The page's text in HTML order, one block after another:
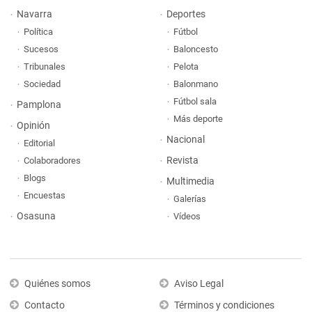
Navarra
Política
Sucesos
Tribunales
Sociedad
Pamplona
Opinión
Editorial
Colaboradores
Blogs
Encuestas
Osasuna
Deportes
Fútbol
Baloncesto
Pelota
Balonmano
Fútbol sala
Más deporte
Nacional
Revista
Multimedia
Galerías
Vídeos
Quiénes somos
Contacto
Aviso Legal
Términos y condiciones